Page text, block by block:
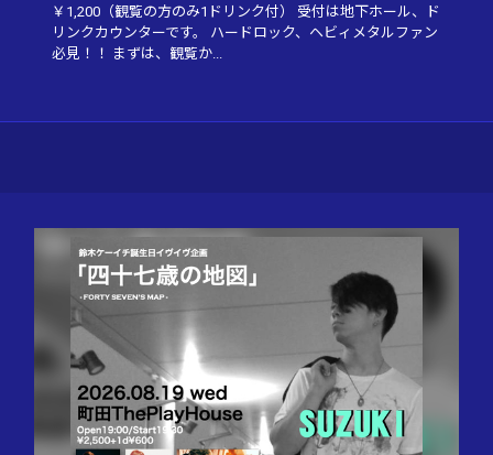
￥1,200（観覧の方のみ1ドリンク付） 受付は地下ホール、ド
リンクカウンターです。 ハードロック、ヘビィメタルファン
必見！！ まずは、観覧か...